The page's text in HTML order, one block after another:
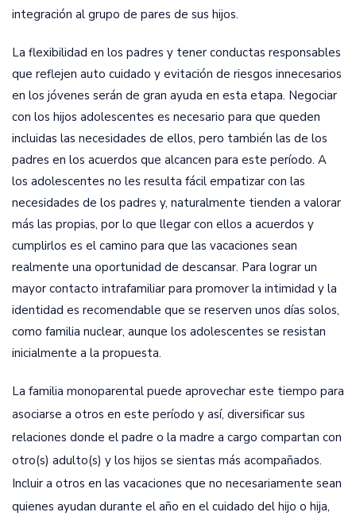
integración al grupo de pares de sus hijos.
La flexibilidad en los padres y tener conductas responsables
que reflejen auto cuidado y evitación de riesgos innecesarios
en los jóvenes serán de gran ayuda en esta etapa. Negociar
con los hijos adolescentes es necesario para que queden
incluidas las necesidades de ellos, pero también las de los
padres en los acuerdos que alcancen para este período. A
los adolescentes no les resulta fácil empatizar con las
necesidades de los padres y, naturalmente tienden a valorar
más las propias, por lo que llegar con ellos a acuerdos y
cumplirlos es el camino para que las vacaciones sean
realmente una oportunidad de descansar. Para lograr un
mayor contacto intrafamiliar para promover la intimidad y la
identidad es recomendable que se reserven unos días solos,
como familia nuclear, aunque los adolescentes se resistan
inicialmente a la propuesta.
La familia monoparental puede aprovechar este tiempo para
asociarse a otros en este período y así, diversificar sus
relaciones donde el padre o la madre a cargo compartan con
otro(s) adulto(s) y los hijos se sientas más acompañados.
Incluir a otros en las vacaciones que no necesariamente sean
quienes ayudan durante el año en el cuidado del hijo o hija,